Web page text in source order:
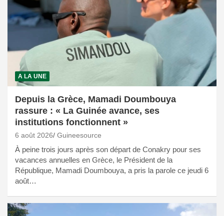
A LA UNE
Depuis la Grèce, Mamadi Doumbouya
rassure : « La Guinée avance, ses
institutions fonctionnent »
6 août 2026 Guineesource
À peine trois jours après son départ de Conakry pour ses
vacances annuelles en Grèce, le Président de la
République, Mamadi Doumbouya, a pris la parole ce jeudi 6
août…